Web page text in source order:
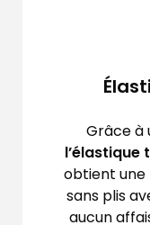
Grâce à
obtient
sans plis
aucun